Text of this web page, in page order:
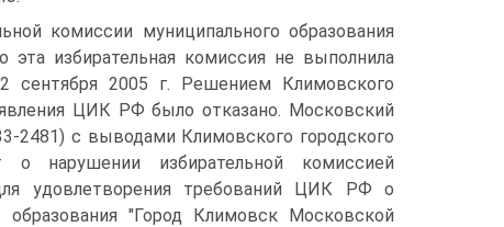
комиссии муниципального образования
избирательная комиссия не выполнила
2005 г. Решением Климовского
ЦИК РФ было отказано. Московский
2481) с выводами Климовского городского
нарушении избирательной комиссией
удовлетворения требований ЦИК РФ о
образования "Город Климовск Московской